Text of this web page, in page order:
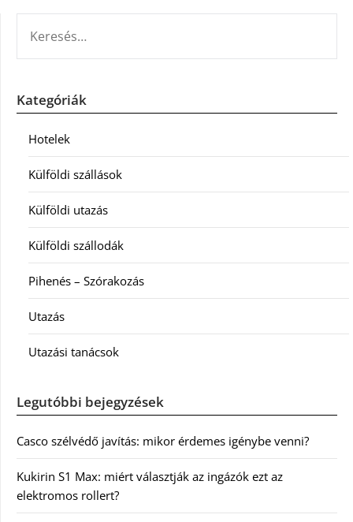
Kategóriák
Hotelek
Külföldi szállások
Külföldi utazás
Külföldi szállodák
Pihenés – Szórakozás
Utazás
Utazási tanácsok
Legutóbbi bejegyzések
Casco szélvédő javítás: mikor érdemes igénybe venni?
Kukirin S1 Max: miért választják az ingázók ezt az
elektromos rollert?